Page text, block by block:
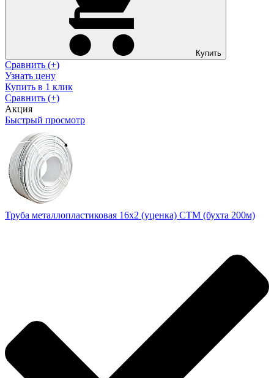
Купить
Сравнить (+)
Узнать цену
Купить в 1 клик
Сравнить (+)
Акция
Быстрый просмотр
Труба металлопластиковая 16х2 (уценка) CTM (бухта 200м)